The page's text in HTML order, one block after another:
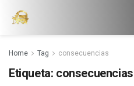
Home Tag consecuencias
Etiqueta: consecuencias